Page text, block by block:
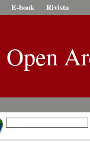
E-book Rivista
Open